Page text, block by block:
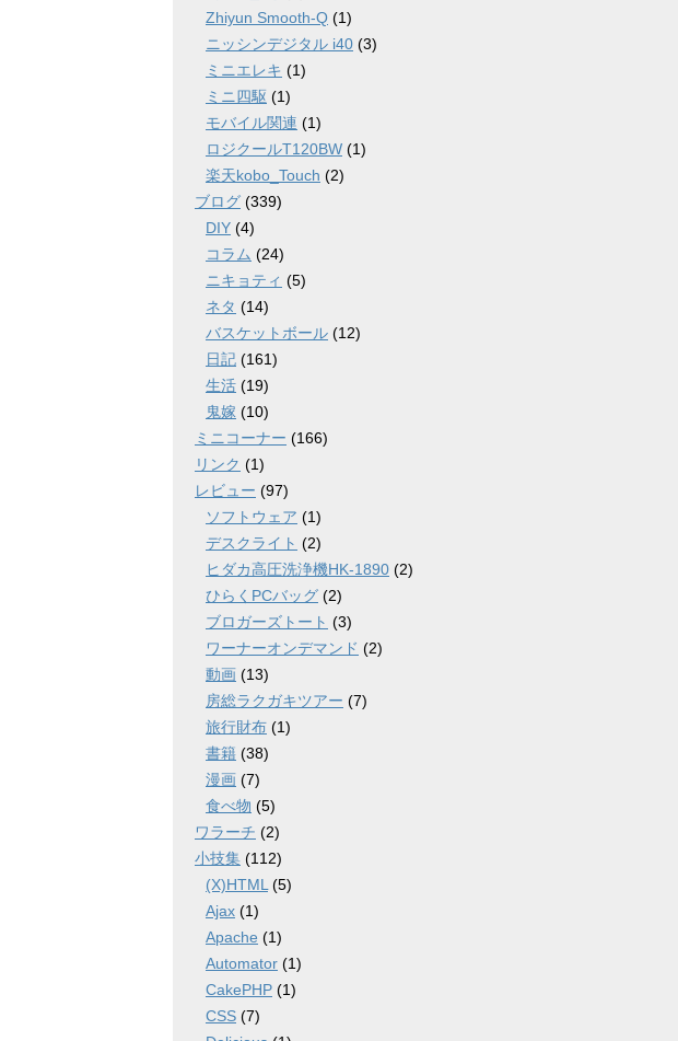
Zhiyun Smooth-Q (1)
ニッシンデジタル i40 (3)
ミニエレキ (1)
ミニ四駆 (1)
モバイル関連 (1)
ロジクールT120BW (1)
楽天kobo_Touch (2)
ブログ (339)
DIY (4)
コラム (24)
ニキョティ (5)
ネタ (14)
バスケットボール (12)
日記 (161)
生活 (19)
鬼嫁 (10)
ミニコーナー (166)
リンク (1)
レビュー (97)
ソフトウェア (1)
デスクライト (2)
ヒダカ高圧洗浄機HK-1890 (2)
ひらくPCバッグ (2)
ブロガーズトート (3)
ワーナーオンデマンド (2)
動画 (13)
房総ラクガキツアー (7)
旅行財布 (1)
書籍 (38)
漫画 (7)
食べ物 (5)
ワラーチ (2)
小技集 (112)
(X)HTML (5)
Ajax (1)
Apache (1)
Automator (1)
CakePHP (1)
CSS (7)